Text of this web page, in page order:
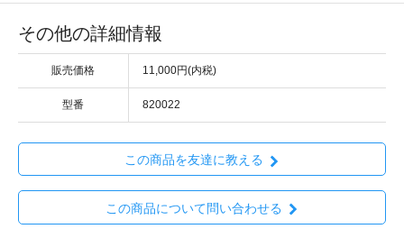
その他の詳細情報
販売価格 11,000円(内税)
型番 820022
この商品を友達に教える
この商品について問い合わせる